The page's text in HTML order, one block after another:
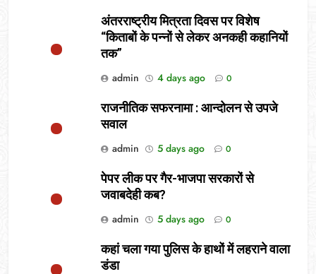
अंतरराष्ट्रीय मित्रता दिवस पर विशेष
“किताबों के पन्नों से लेकर अनकही कहानियों
तक”
admin
4 days ago 0
राजनीतिक सफरनामा : आन्दोलन से उपजे
सवाल
admin
5 days ago 0
पेपर लीक पर गैर-भाजपा सरकारों से
जवाबदेही कब?
admin
5 days ago 0
कहां चला गया पुलिस के हाथों में लहराने वाला
डंडा